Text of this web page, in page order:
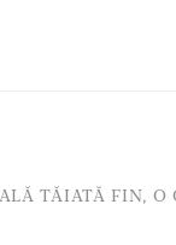
TĂIATĂ FIN, O